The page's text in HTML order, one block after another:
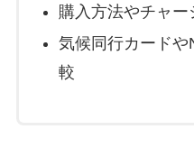
購入方法やチャ
気候同行カード
較